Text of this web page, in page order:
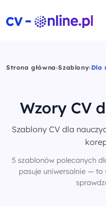
Strona główna›Szablony› Dla
Wzory CV
Szablony CV dla
5 szablonów polecanych
pasuje uniwersalnie —